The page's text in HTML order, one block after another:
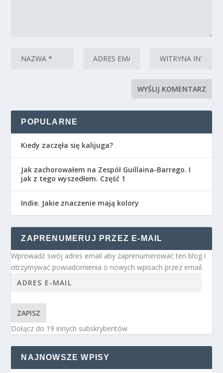
POPULARNE
Kiedy zaczęła się kalijuga?
Jak zachorowałem na Zespół Guillaina-Barrego. I
jak z tego wyszedłem. Część 1
Indie. Jakie znaczenie mają kolory
ZAPRENUMERUJ PRZEZ E-MAIL
Wprowadź swój adres email aby zaprenumerować ten blog i
otrzymywać powiadomienia o nowych wpisach przez email.
ZAPISZ
Dołącz do 19 innych subskrybentów
NAJNOWSZE WPISY